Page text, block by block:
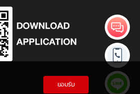
ยอมรับ